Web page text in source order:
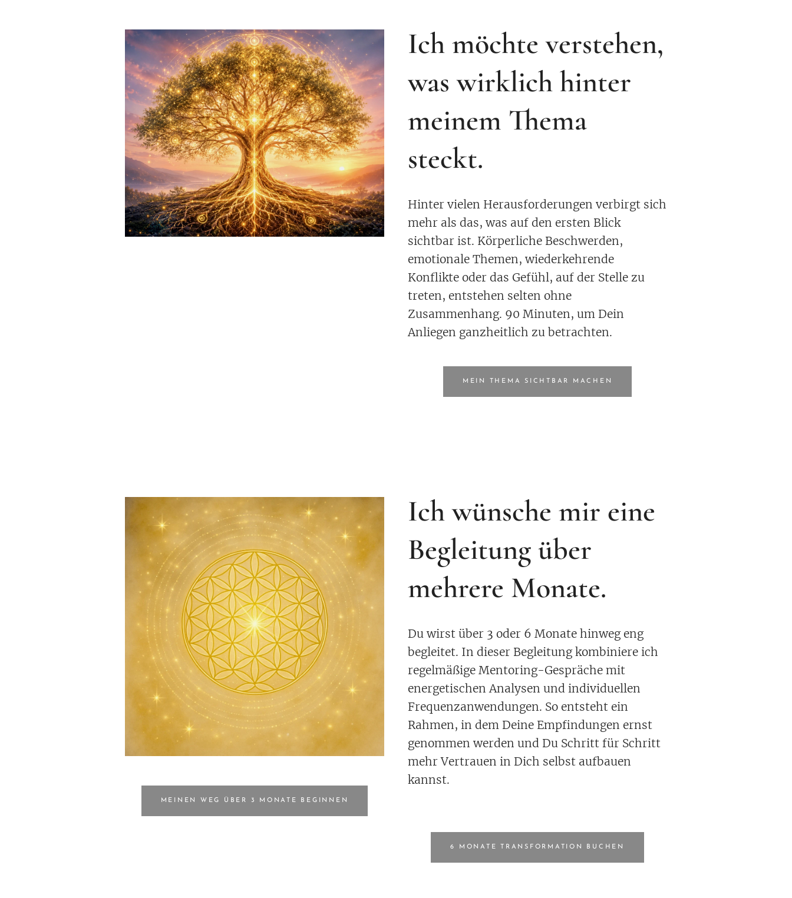
Ich möchte verstehen,
was wirklich hinter
meinem Thema
steckt.
Hinter vielen Herausforderungen verbirgt sich
mehr als das, was auf den ersten Blick
sichtbar ist. Körperliche Beschwerden,
emotionale Themen, wiederkehrende
Konflikte oder das Gefühl, auf der Stelle zu
treten, entstehen selten ohne
Zusammenhang. 90 Minuten, um Dein
Anliegen ganzheitlich zu betrachten.
MEIN THEMA SICHTBAR MACHEN
MEINEN WEG ÜBER 3 MONATE BEGINNEN
Ich wünsche mir eine
Begleitung über
mehrere Monate.
Du wirst über 3 oder 6 Monate hinweg eng
begleitet. In dieser Begleitung kombiniere ich
regelmäßige Mentoring-Gespräche mit
energetischen Analysen und individuellen
Frequenzanwendungen. So entsteht ein
Rahmen, in dem Deine Empfindungen ernst
genommen werden und Du Schritt für Schritt
mehr Vertrauen in Dich selbst aufbauen
kannst.
6 MONATE TRANSFORMATION BUCHEN